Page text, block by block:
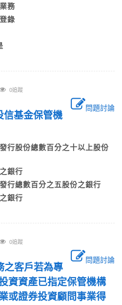
業務
登錄
0追蹤
問題討論
信基金保管機
行股份總數百分之十以上股份
之銀行
行總數百分之五股份之銀行
銀行
0追蹤
問題討論
之客戶若為專
資資產已指定保管機構
或證券投資顧問事業得